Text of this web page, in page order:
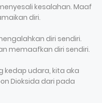
kesalahan. Maaf
diri.
diri sendiri.
memaafkan diri sendiri.
kedap udara, kita aka
Dioksida dari pada